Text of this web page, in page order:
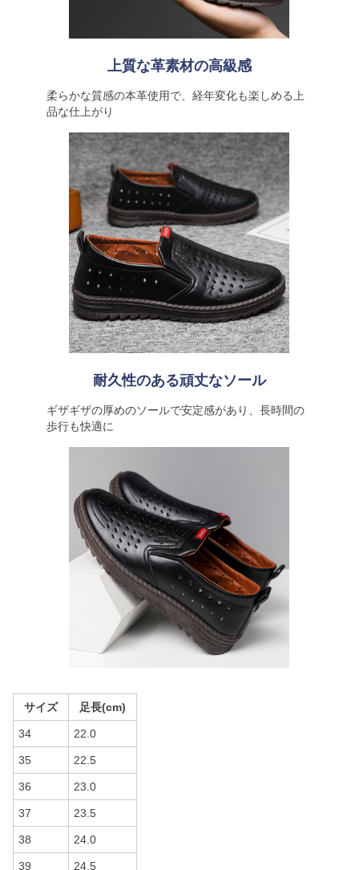
上質な革素材の高級感
柔らかな質感の本革使用で、経年変化も楽しめる上
品な仕上がり
耐久性のある頑丈なソール
ギザギザの厚めのソールで安定感があり、長時間の
歩行も快適に
サイズ 足長(cm)
34 22.0
35 22.5
36 23.0
37 23.5
38 24.0
39 24.5